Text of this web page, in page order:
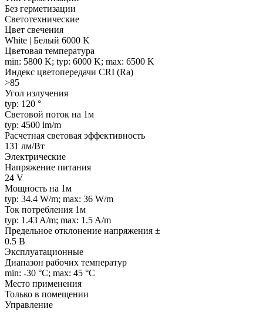
Без герметизации
Светотехнические
Цвет свечения
White | Белый 6000 K
Цветовая температура
min: 5800 K; typ: 6000 K; max: 6500 K
Индекс цветопередачи CRI (Ra)
>85
Угол излучения
typ: 120 °
Световой поток на 1м
typ: 4500 lm/m
Расчетная световая эффективность
131 лм/Вт
Электрические
Напряжение питания
24 V
Мощность на 1м
typ: 34.4 W/m; max: 36 W/m
Ток потребления 1м
typ: 1.43 A/m; max: 1.5 A/m
Предельное отклонение напряжения ±
0.5 В
Эксплуатационные
Диапазон рабочих температур
min: -30 °C; max: 45 °C
Место применения
Только в помещении
Управление